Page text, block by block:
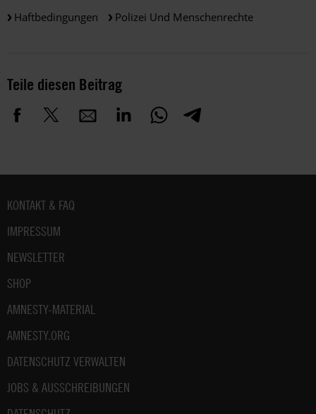
Haftbedingungen Polizei Und Menschenrechte
Teile diesen Beitrag
Fußbereich
KONTAKT & FAQ
IMPRESSUM
NEWSLETTER
SHOP
AMNESTY-MATERIAL
AMNESTY.ORG
DATENSCHUTZ VERWALTEN
JOBS & AUSSCHREIBUNGEN